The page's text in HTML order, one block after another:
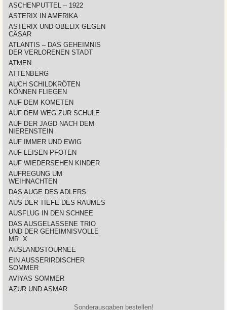
ASCHENPUTTEL – 1922
ASTERIX IN AMERIKA
ASTERIX UND OBELIX GEGEN
CÄSAR
ATLANTIS – DAS GEHEIMNIS
DER VERLORENEN STADT
ATMEN
ATTENBERG
AUCH SCHILDKRÖTEN
KÖNNEN FLIEGEN
AUF DEM KOMETEN
AUF DEM WEG ZUR SCHULE
AUF DER JAGD NACH DEM
NIERENSTEIN
AUF IMMER UND EWIG
AUF LEISEN PFOTEN
AUF WIEDERSEHEN KINDER
AUFREGUNG UM
WEIHNACHTEN
DAS AUGE DES ADLERS
AUS DER TIEFE DES RAUMES
AUSFLUG IN DEN SCHNEE
DAS AUSGELASSENE TRIO
UND DER GEHEIMNISVOLLE
MR. X
AUSLANDSTOURNEE
EIN AUSSERIRDISCHER
SOMMER
AVIYAS SOMMER
AZUR UND ASMAR
Sonderausgaben bestellen!